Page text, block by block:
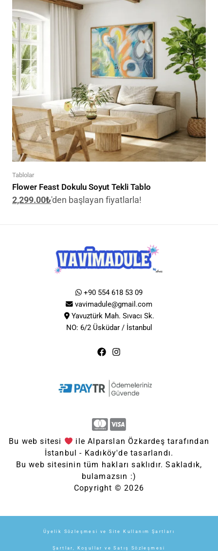
Tablolar
Flower Feast Dokulu Soyut Tekli Tablo
2,299.00₺'den başlayan fiyatlarla!
+90 554 618 53 09
vavimadule@gmail.com
Yavuztürk Mah. Sıvacı Sk.
NO: 6/2 Üsküdar / İstanbul
Bu web sitesi
ile Alparslan Özkardeş tarafından
İstanbul - Kadıköy'de tasarlandı.
Bu web sitesinin tüm hakları saklıdır. Sakladık,
bulamazsın :)
Copyright © 2026
Üyelik Sözleşmesi ve Site Kullanım Şartları
Şartlar, Koşullar ve Satış Sözleşmesi